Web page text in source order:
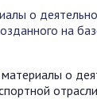
о
на
о